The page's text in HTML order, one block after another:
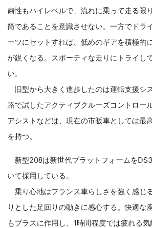
粛性もハイレベルで、流れに乗って走る限
筒であることを意識させない。一方でドラ
ーツにセットすれば、低めのギアを積極的
が鋭くなる。スポーティな走りにトライし
い。
旧型から大きく進歩したのは運転支援シ
路で試したアクティブクルーズコントロー
アシストなどは、現在の市販車としては最
を持つ。
新型208は新世代プラットフォームを
いて採用している。
乗り心地はフランス車らしさを強く感じ
りとした足回りの動きに感心する。快適な
もプラスに作用し、1時間程度では疲れる